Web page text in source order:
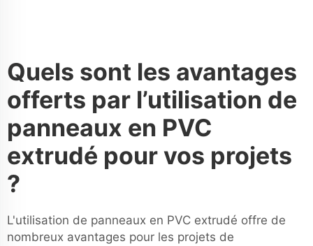
Quels sont les avantages
offerts par l’utilisation de
panneaux en PVC
extrudé pour vos projets
?
L'utilisation de panneaux en PVC extrudé offre de
nombreux avantages pour les projets de